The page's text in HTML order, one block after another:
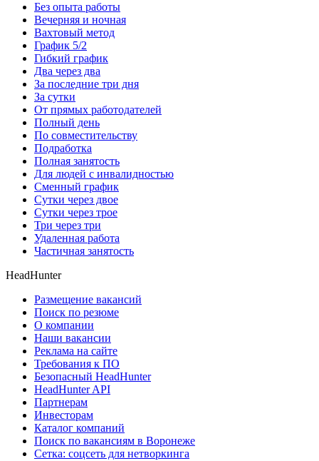
Без опыта работы
Вечерняя и ночная
Вахтовый метод
График 5/2
Гибкий график
Два через два
За последние три дня
За сутки
От прямых работодателей
Полный день
По совместительству
Подработка
Полная занятость
Для людей с инвалидностью
Сменный график
Сутки через двое
Сутки через трое
Три через три
Удаленная работа
Частичная занятость
HeadHunter
Размещение вакансий
Поиск по резюме
О компании
Наши вакансии
Реклама на сайте
Требования к ПО
Безопасный HeadHunter
HeadHunter API
Партнерам
Инвесторам
Каталог компаний
Поиск по вакансиям в Воронеже
Сетка: соцсеть для нетворкинга